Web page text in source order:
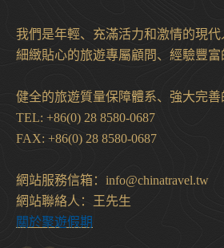
我們是年輕、充滿活力和激情的現代
細緻貼心的旅遊專屬顧問、經驗豐富
健全的旅遊質量保障體系、強大完
TEL: +86(0) 28 8580-0687
FAX: +86(0) 28 8580-0687
網站服務信箱：info@chinatravel.tw
網站聯絡人：王先生
關於聚遊假期